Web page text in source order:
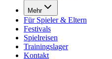
Mehr
Für Spieler & Eltern
Festivals
Spielreisen
Trainingslager
Kontakt